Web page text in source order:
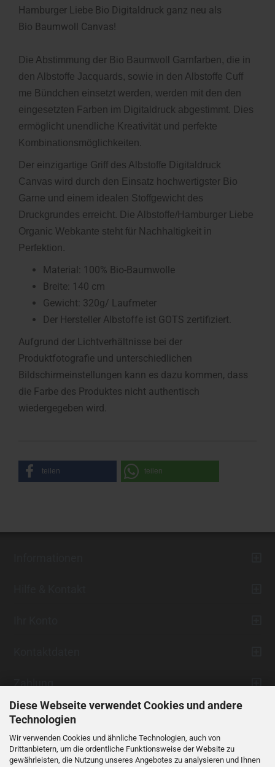
Diese Webseite verwendet Cookies und andere
Technologien
Wir verwenden Cookies und ähnliche Technologien, auch von
Drittanbietern, um die ordentliche Funktionsweise der Website zu
gewährleisten, die Nutzung unseres Angebotes zu analysieren und Ihnen
Hamburger Liebe Bio Digitaldruck ganz neu als
Bio Baumwoll Canvas!
Die Abstimmung der Bio Baumwoll Garnfarben, die in
den Albstoffe Jacquards, sowie in den Albstoffe Cuff
me Bündchen einsetzt werden, werden mit den den
eingesetzten Farben im Digitaldruck abgestimmt. Dies
ermöglicht unendliche Kreativität und perfekte
Kombinationsmöglichkeiten.
Der einzigartige Griff des Albstoffe Digitaldruck
Canvas wird durch den Einsatz hochwertigster Bio
Garne und einem idealen Stoffgewicht des
Druckgrundes erreicht. Die Albstoffe/Hamburger Liebe
Organic Webkante steht für Nachhaltigkeit in
Perfektion.
Material: 100% Bio-Baumwolle
Breite: 140 cm
Gewicht: 320g/ Laufmeter
Der Hersteller Albstoffe ist GOTS zertifiziert.
Aufgrund der Lichtverhältnisse bei der
Produktfotografie und unterschiedlichen
Bildschirmeinstellungen kann es dazu kommen, dass
die Farbe des Produktes nicht authentisch
wiedergegeben wird.
teilen teilen
Zahlung